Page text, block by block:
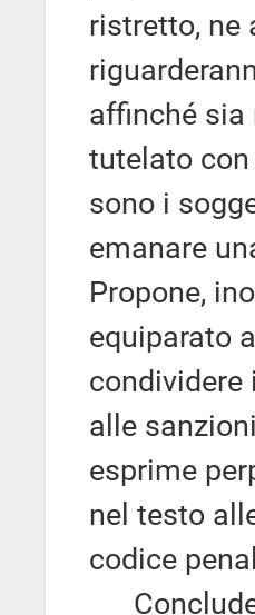
ristretto, ne
affinché sia
tutelato
sono i
emanare
Propone,
equiparato
alle
esprime
nel testo
codice
Conclude